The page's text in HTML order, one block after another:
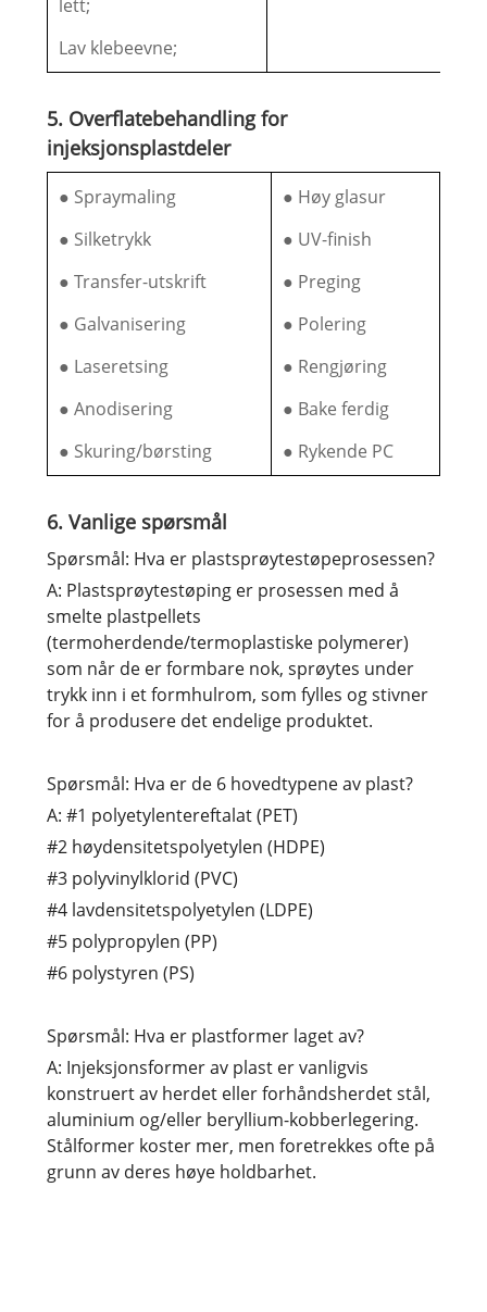
lett;
Lav klebeevne;
5. Overflatebehandling for
injeksjonsplastdeler
● Spraymaling
● Silketrykk
● Transfer-utskrift
● Galvanisering
● Laseretsing
● Anodisering
● Skuring/børsting
● Høy glasur
● UV-finish
● Preging
● Polering
● Rengjøring
● Bake ferdig
● Rykende PC
6. Vanlige spørsmål
Spørsmål: Hva er plastsprøytestøpeprosessen?
A: Plastsprøytestøping er prosessen med å
smelte plastpellets
(termoherdende/termoplastiske polymerer)
som når de er formbare nok, sprøytes under
trykk inn i et formhulrom, som fylles og stivner
for å produsere det endelige produktet.
Spørsmål: Hva er de 6 hovedtypene av plast?
A: #1 polyetylentereftalat (PET)
#2 høydensitetspolyetylen (HDPE)
#3 polyvinylklorid (PVC)
#4 lavdensitetspolyetylen (LDPE)
#5 polypropylen (PP)
#6 polystyren (PS)
Spørsmål: Hva er plastformer laget av?
A: Injeksjonsformer av plast er vanligvis
konstruert av herdet eller forhåndsherdet stål,
aluminium og/eller beryllium-kobberlegering.
Stålformer koster mer, men foretrekkes ofte på
grunn av deres høye holdbarhet.